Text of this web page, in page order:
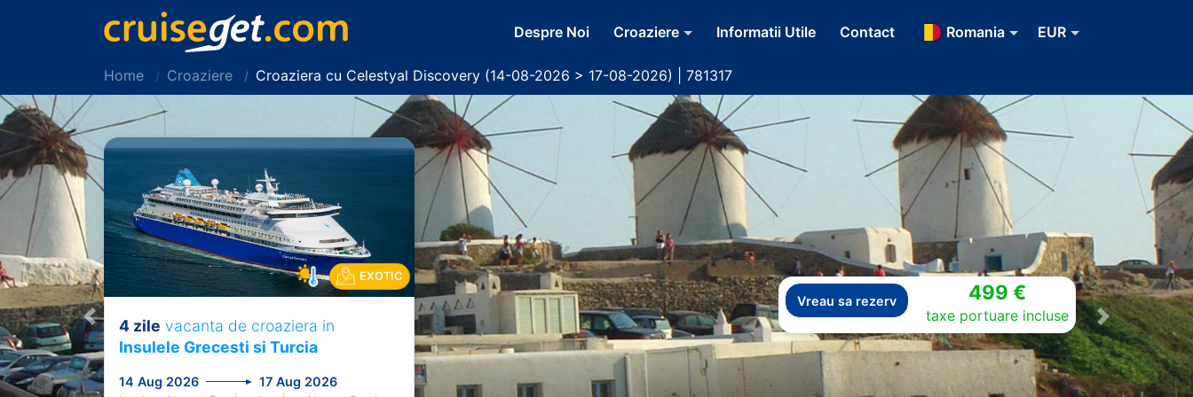
Despre Noi Croaziere Informatii Utile Contact Romania EUR
Home Croaziere Croaziera cu Celestyal Discovery (14-08-2026 > 17-08-2026) | 781317
Vreau sa rezerv 499 €
taxe portuare incluse
Previous Next
EXOTIC
4 zile vacanta de croaziera in
Insulele Grecesti si Turcia
14 Aug 2026 17 Aug 2026